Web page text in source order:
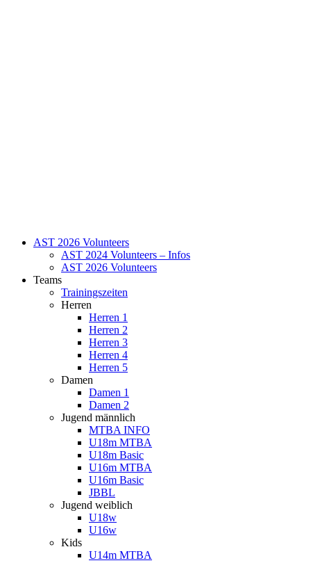
AST 2026 Volunteers
AST 2024 Volunteers – Infos
AST 2026 Volunteers
Teams
Trainingszeiten
Herren
Herren 1
Herren 2
Herren 3
Herren 4
Herren 5
Damen
Damen 1
Damen 2
Jugend männlich
MTBA INFO
U18m MTBA
U18m Basic
U16m MTBA
U16m Basic
JBBL
Jugend weiblich
U18w
U16w
Kids
U14m MTBA